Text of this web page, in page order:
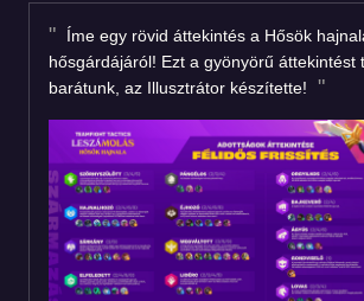
Íme egy rövid áttekintés a Hősök
hősgárdájáról! Ezt a gyönyörű áttekintést
barátunk, az Illusztrátor készítette!